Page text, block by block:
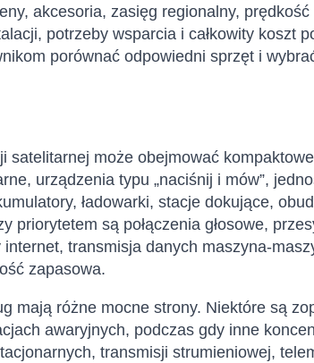
akcesoria, zasięg regionalny,
potrzeby wsparcia i całkowity koszt
porównać odpowiedni sprzęt i
satelitarnej może obejmować
urządzenia typu „naciśnij i mów”,
ładowarki, stacje dokujące,
priorytetem są połączenia głosowe,
transmisja danych maszyna-
zapasowa.
mają różne mocne strony. Niektóre są
awaryjnych, podczas gdy inne
transmisji strumieniowej,